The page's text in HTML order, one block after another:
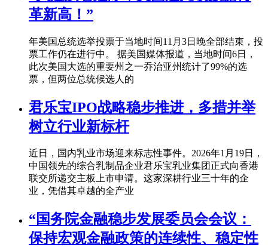
革新高！”
年美国总统选举投票于当地时间11月3日晚全部结束，投
票工作仍在进行中。 据美国媒体报道，当地时间6日，
此次美国大选的重要州之一乔治亚州统计了99%的选
票，但两位总统候选人的
君乐宝IPO战略稳步推进，多措并举
树立行业新标杆
近日，国内乳业市场迎来标志性事件。2026年1月19日，
中国领先的综合乳制品企业君乐宝乳业集团正式向香港
联交所递交主板上市申请。这家深耕行业三十年的企
业，凭借其卓越的全产业
“国务院金融稳步发展委员会会议：
保持宏观金融政策的连续性、稳定性